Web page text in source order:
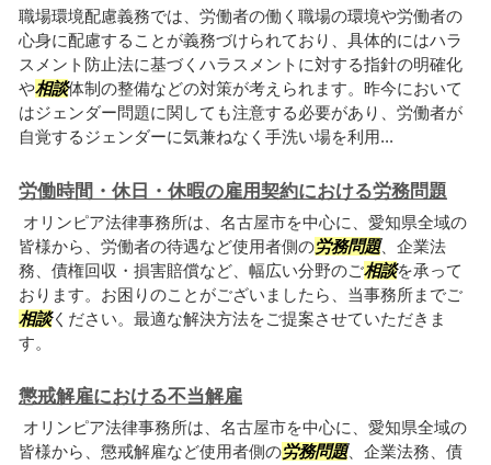
職場環境配慮義務では、労働者の働く職場の環境や労働者の
心身に配慮することが義務づけられており、具体的にはハラ
スメント防止法に基づくハラスメントに対する指針の明確化
や相談体制の整備などの対策が考えられます。昨今において
はジェンダー問題に関しても注意する必要があり、労働者が
自覚するジェンダーに気兼ねなく手洗い場を利用...
労働時間・休日・休暇の雇用契約における労務問題
オリンピア法律事務所は、名古屋市を中心に、愛知県全域の
皆様から、労働者の待遇など使用者側の労務問題、企業法
務、債権回収・損害賠償など、幅広い分野のご相談を承って
おります。お困りのことがございましたら、当事務所までご
相談ください。最適な解決方法をご提案させていただきま
す。
懲戒解雇における不当解雇
オリンピア法律事務所は、名古屋市を中心に、愛知県全域の
皆様から、懲戒解雇など使用者側の労務問題、企業法務、債